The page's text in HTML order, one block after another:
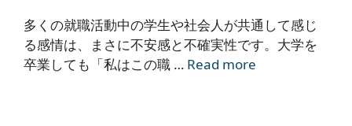
多くの就職活動中の学生や社会人が共通して感じ
る感情は、まさに不安感と不確実性です。大学を
卒業しても「私はこの職 … Read more